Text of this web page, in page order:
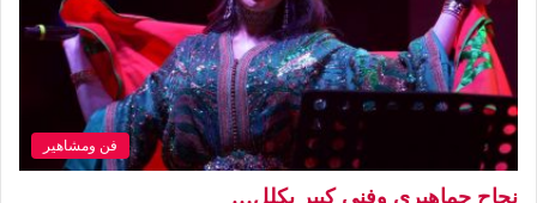
فن ومشاهير
نجاح جماهيري وفني كبير يكلل…